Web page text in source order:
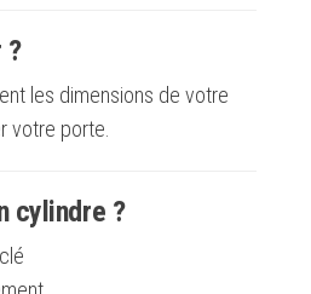
?
les dimensions de votre
votre porte.
cylindre ?